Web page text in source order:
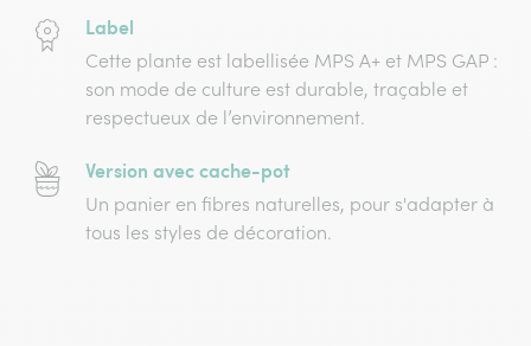
Label
Cette plante est labellisée MPS A+ et MPS GAP :
son mode de culture est durable, traçable et
respectueux de l’environnement.
Version avec cache-pot
Un panier en fibres naturelles, pour s'adapter à
tous les styles de décoration.